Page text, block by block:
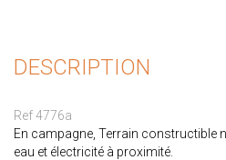
DESCRIPTION
Ref 4776a
En campagne, Terrain constructible
eau et électricité à proximité.